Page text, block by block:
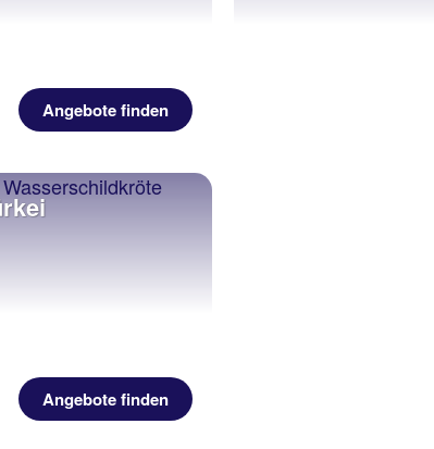
Angebote finden
Angebote finden